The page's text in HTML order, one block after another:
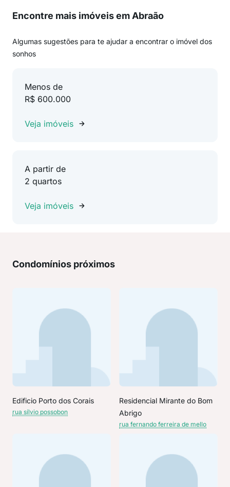
Encontre mais imóveis em Abraão
Algumas sugestões para te ajudar a encontrar o imóvel dos
sonhos
Menos de
R$ 600.000
Veja imóveis
A partir de
2 quartos
Veja imóveis
Condomínios próximos
Edificio Porto dos Corais
rua sílvio possobon
Residencial Mirante do Bom
Abrigo
rua fernando ferreira de mello